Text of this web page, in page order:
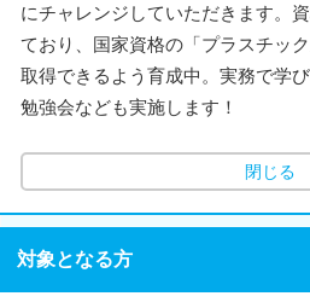
にチャレンジしていただきます。
ており、国家資格の「プラスチッ
取得できるよう育成中。実務で学
勉強会なども実施します！
閉じる
対象となる方